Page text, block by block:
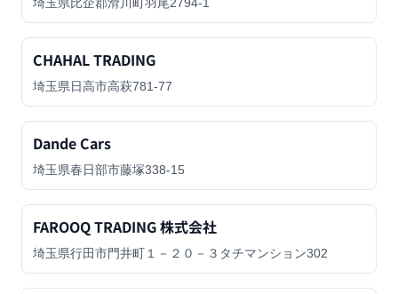
CHAHAL TRADING
埼玉県日高市高萩781-77
Dande Cars
埼玉県春日部市藤塚338-15
FAROOQ TRADING 株式会社
埼玉県行田市門井町１－２０－３タチマンション302